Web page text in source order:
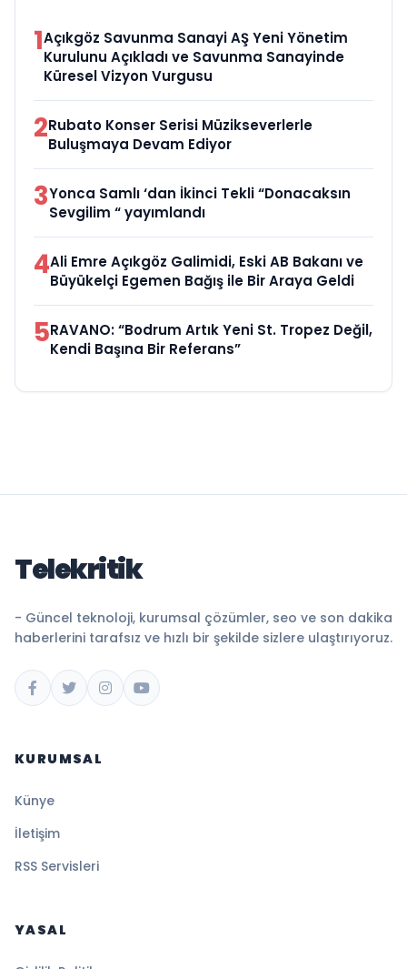
1Açıkgöz Savunma Sanayi AŞ Yeni Yönetim
Kurulunu Açıkladı ve Savunma Sanayinde
Küresel Vizyon Vurgusu
2Rubato Konser Serisi Müzikseverlerle
Buluşmaya Devam Ediyor
3Yonca Samlı ‘dan İkinci Tekli “Donacaksın
Sevgilim “ yayımlandı
4Ali Emre Açıkgöz Galimidi, Eski AB Bakanı ve
Büyükelçi Egemen Bağış ile Bir Araya Geldi
5RAVANO: “Bodrum Artık Yeni St. Tropez Değil,
Kendi Başına Bir Referans”
Telekritik
- Güncel teknoloji, kurumsal çözümler, seo ve son dakika
haberlerini tarafsız ve hızlı bir şekilde sizlere ulaştırıyoruz.
KURUMSAL
Künye
İletişim
RSS Servisleri
YASAL